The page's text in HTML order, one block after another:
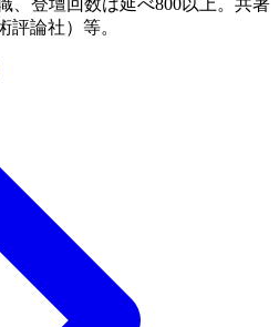
、登壇回数は延べ800以上。共著
評論社）等。